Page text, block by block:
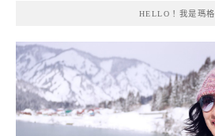
HELLO！我是瑪格